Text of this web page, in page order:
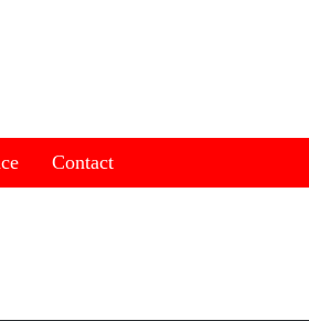
Contact